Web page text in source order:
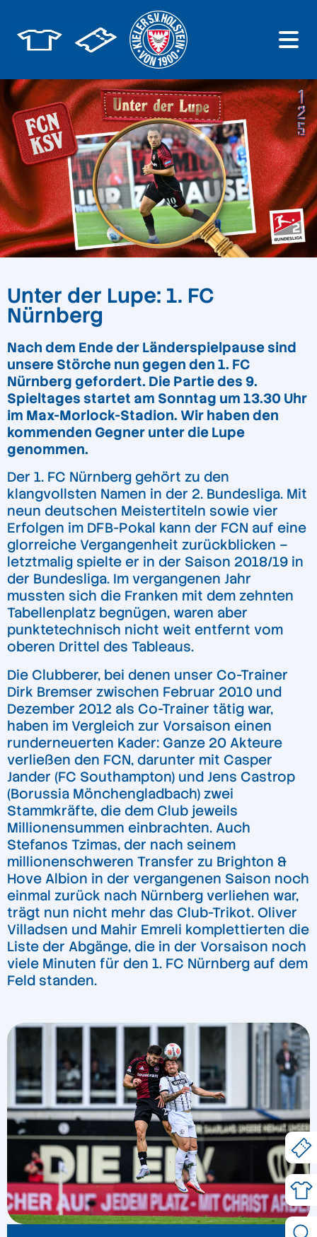
Unter der Lupe: 1. FC
Nürnberg
Nach dem Ende der Länderspielpause sind
unsere Störche nun gegen den 1. FC
Nürnberg gefordert. Die Partie des 9.
Spieltages startet am Sonntag um 13.30 Uhr
im Max-Morlock-Stadion. Wir haben den
kommenden Gegner unter die Lupe
genommen.
Der 1. FC Nürnberg gehört zu den
klangvollsten Namen in der 2. Bundesliga. Mit
neun deutschen Meistertiteln sowie vier
Erfolgen im DFB-Pokal kann der FCN auf eine
glorreiche Vergangenheit zurückblicken –
letztmalig spielte er in der Saison 2018/19 in
der Bundesliga. Im vergangenen Jahr
mussten sich die Franken mit dem zehnten
Tabellenplatz begnügen, waren aber
punktetechnisch nicht weit entfernt vom
oberen Drittel des Tableaus.
Die Clubberer, bei denen unser Co-Trainer
Dirk Bremser zwischen Februar 2010 und
Dezember 2012 als Co-Trainer tätig war,
haben im Vergleich zur Vorsaison einen
runderneuerten Kader: Ganze 20 Akteure
verließen den FCN, darunter mit Casper
Jander (FC Southampton) und Jens Castrop
(Borussia Mönchengladbach) zwei
Stammkräfte, die dem Club jeweils
Millionensummen einbrachten. Auch
Stefanos Tzimas, der nach seinem
millionenschweren Transfer zu Brighton &
Hove Albion in der vergangenen Saison noch
einmal zurück nach Nürnberg verliehen war,
trägt nun nicht mehr das Club-Trikot. Oliver
Villadsen und Mahir Emreli komplettierten die
Liste der Abgänge, die in der Vorsaison noch
viele Minuten für den 1. FC Nürnberg auf dem
Feld standen.